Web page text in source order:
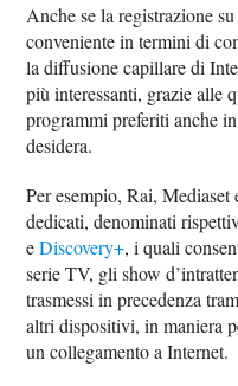
Anche se la registrazione
conveniente in termini di
la diffusione capillare di
più interessanti, grazie alle
programmi preferiti anche
desidera.
Per esempio, Rai,
dedicati, denominati
eDiscovery+, i quali
serie TV, gli show
trasmessi in precedenza
altri dispositivi, in maniera
un collegamento a Internet.